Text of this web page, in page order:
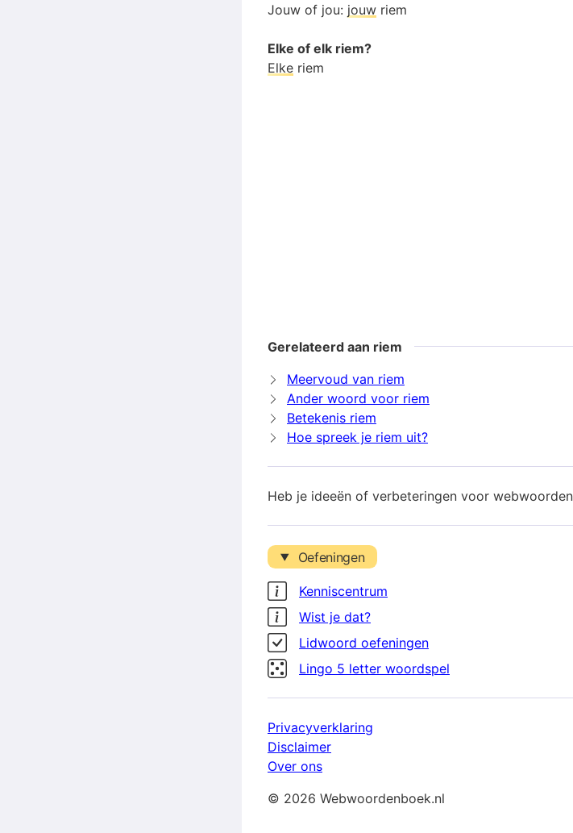
Jouw of jou: jouw riem
Elke of elk riem?
Elke riem
Gerelateerd aan riem
Meervoud van riem
Ander woord voor riem
Betekenis riem
Hoe spreek je riem uit?
Heb je ideeën of verbeteringen voor
Oefeningen
Kenniscentrum
Wist je dat?
Lidwoord oefeningen
Lingo 5 letter woordspel
Privacyverklaring
Disclaimer
Over ons
© 2026 Webwoordenboek.nl